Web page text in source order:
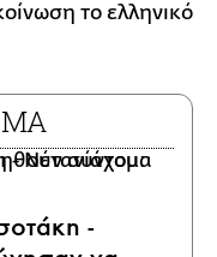
το ελληνικό
-